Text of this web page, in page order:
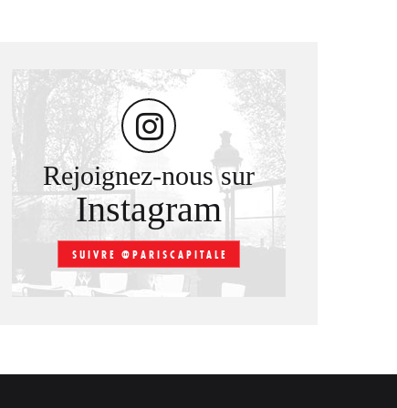
Rejoignez-nous sur
Instagram
SUIVRE @PARISCAPITALE